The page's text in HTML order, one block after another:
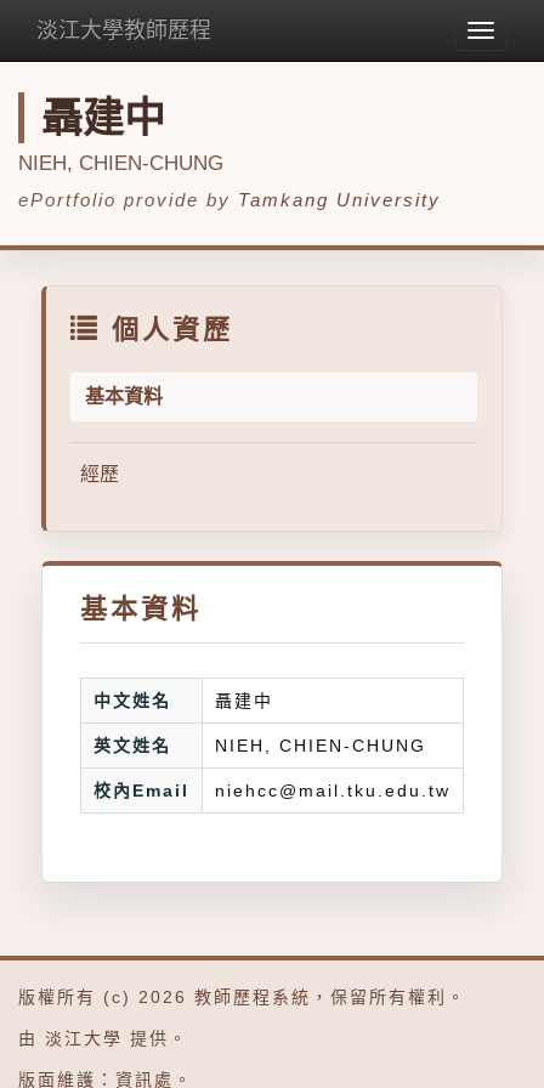
Toggle
淡江大學教師歷程
聶建中
NIEH, CHIEN-CHUNG
ePortfolio provide by Tamkang University
個人資歷
基本資料
經歷
基本資料
中文姓名 聶建中
英文姓名 NIEH, CHIEN-CHUNG
校內Email niehcc@mail.tku.edu.tw
版權所有 (c) 2026 教師歷程系統 ，保留所有權利。
由 淡江大學 提供。
版面維護： 資訊處 。